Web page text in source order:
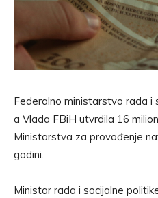
Federalno ministarstvo rada i
a Vlada FBiH utvrdila 16
Ministarstva za provođenje
godini.
Ministar rada i socijalne